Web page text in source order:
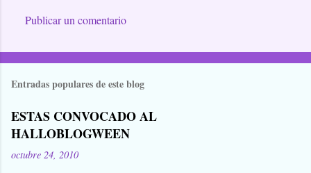
Publicar un comentario
Entradas populares de este blog
ESTAS CONVOCADO AL
HALLOBLOGWEEN
octubre 24, 2010